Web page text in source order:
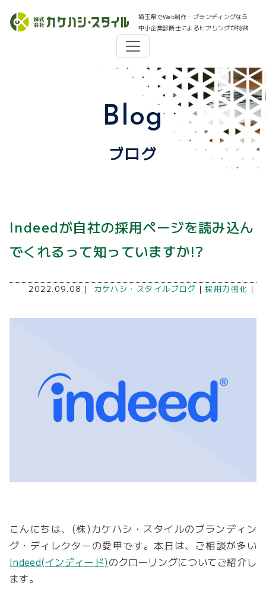
埼玉県でWeb制作・ブランディングなら
中小企業診断士によるヒアリングが特徴
Blog
ブログ
Indeedが自社の採用ページを読み込ん
でくれるって知っていますか!?
2022.09.08｜ カケハシ・スタイルブログ ｜採用力強化 ｜
こんにちは、(株)カケハシ・スタイルのブランディン
グ・ディレクターの愛甲です。本日は、ご相談が多い
Indeed(インディード)のクローリングについてご紹介し
ます。